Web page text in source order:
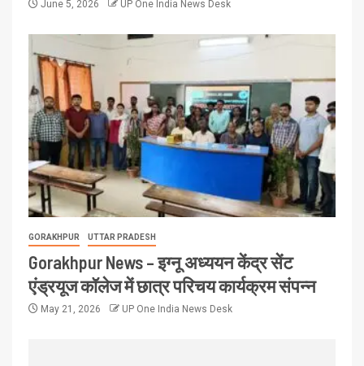
June 5, 2026 UP One India News Desk
GORAKHPUR UTTAR PRADESH
Gorakhpur News – इग्नू अध्ययन केंद्र सेंट
एंड्रयूज कॉलेज में छात्र परिचय कार्यक्रम संपन्न
May 21, 2026 UP One India News Desk